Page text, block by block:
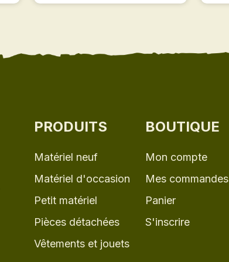
PRODUITS
Matériel neuf
Matériel d'occasion
Petit matériel
Pièces détachées
Vêtements et jouets
BOUTIQUE
Mon compte
Mes commandes
Panier
S'inscrire